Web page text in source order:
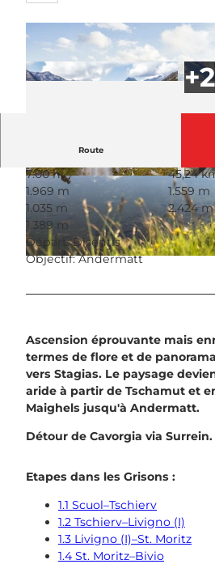
© Gästeinformation Disentis Sedrun, Sedrun Disentis
© Gästeinformation Disentis Sedrun, Sedrun Di
sentis Tourismus
©
Route
7:00 h
45,24
1.969 m
1.559 m
1.035 m
2.424 m
1.389 m
Départ: Disentis
Objectif: Andermatt
Ascension éprouvante mais
termes de flore et de
vers Stagias. Le paysage
aride à partir de Tschamut et
Maighels jusqu'à Andermatt.
Détour de Cavorgia via Surrein.
Etapes dans les Grisons :
1.1 Scuol–Tschierv
1.2 Tschierv–Livigno (I)
1.3 Livigno (I)–St. Moritz
1.4 St. Moritz–Bivio